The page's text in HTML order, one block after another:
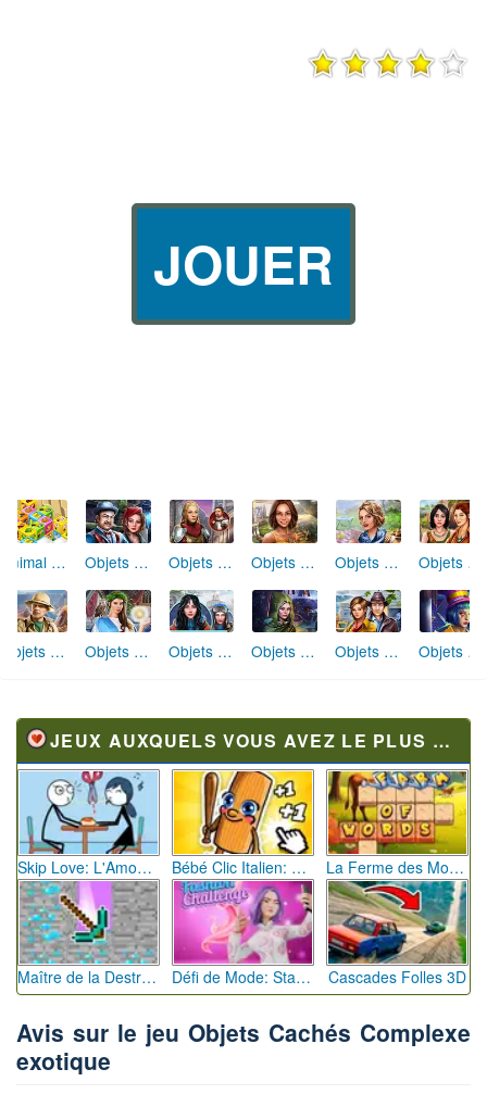
JOUER
Animal Cubes Objets Cachés Restes cachés Objets Cachés La Chapelle des Templiers Objets Cachés Réunion d'Amis Objets Cachés Excursion en Famille Objets Cachés Civilisation Secrète
Objets Cachés Plus qu'une Légende Objets Cachés Malédiction Royale Objets Cachés Station de Ski Miracle Objets Cachés Aube Éternelle Objets Cachés Ruée vers l'Or Objets Cachés Le Cirque de la Peur
JEUX AUXQUELS VOUS AVEZ LE PLUS JOUÉ
Skip Love: L'Amour en Péril Bébé Clic Italien: La Folie des Petits Bambins La Ferme des Mots - Cultivez votre Vocabulaire
Maître de la Destruction: Fusion de Pioches Défi de Mode: Star du Podium Cascades Folles 3D
Avis sur le jeu Objets Cachés Complexe
exotique